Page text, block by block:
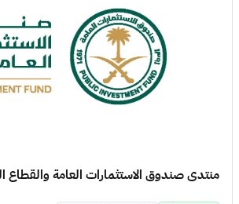
منتدى صندوق الاستثمارات العامة والقطاع